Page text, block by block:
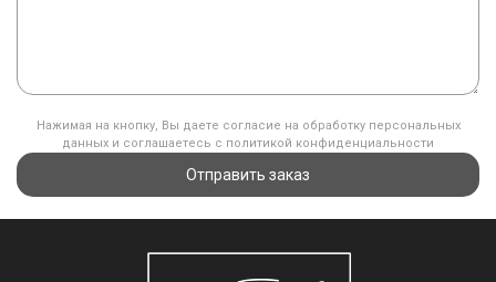
Нажимая на кнопку, Вы даете согласие на обработку персональных
данных и соглашаетесь с политикой конфиденциальности
Отправить заказ